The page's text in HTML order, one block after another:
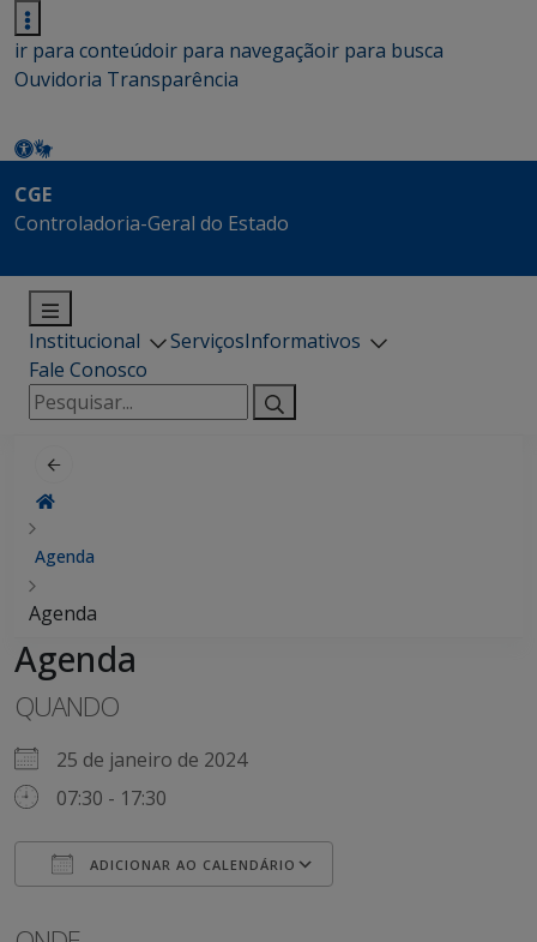
ir para conteúdoir para navegaçãoir para busca
Ouvidoria Transparência
CGE
Controladoria-Geral do Estado
Institucional ServiçosInformativos
Fale Conosco
Pesquisar
por:
Agenda
Agenda
Agenda
QUANDO
25 de janeiro de 2024
07:30 - 17:30
ADICIONAR AO CALENDÁRIO